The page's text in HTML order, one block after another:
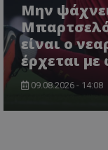
Μην
είναι ο
έρχεται με
09.08.2026 - 14:08